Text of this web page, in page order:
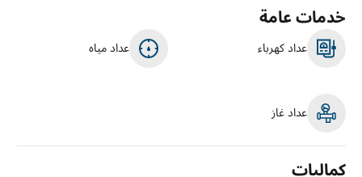
خدمات عامة
عداد كهرباء عداد مياه
عداد غاز